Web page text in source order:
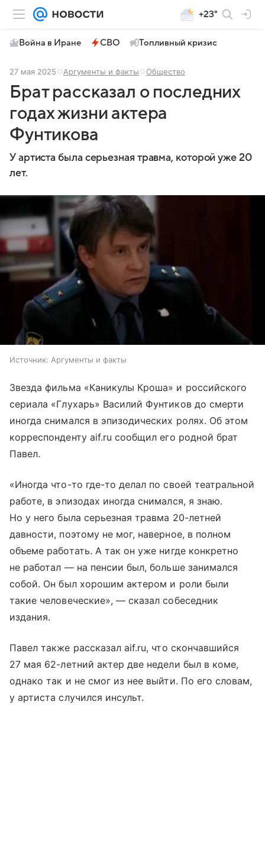
+23°
Война в Иране СВО Топливный кризис
27 мая 2025 Аргументы и факты Общество
Брат рассказал о последних
годах жизни актера
Фунтикова
У артиста была серьезная травма, которой уже 20
лет.
Источник: Аргументы и факты
Звезда фильма «Каникулы Кроша» и российского
сериала «Глухарь» Василий Фунтиков до смерти
иногда снимался в эпизодических ролях. Об этом
корреспонденту aif.ru сообщил его родной брат
Павел.
«Иногда что-то где-то делал по своей театральной
работе, в эпизодах иногда снимался, я знаю.
Но у него была серьезная травма 20-летней
давности, поэтому не мог, наверное, в полном
объеме работать. А так он уже нигде конкретно
не работал — на пенсии был, больше занимался
собой. Он был хорошим актером и роли были
такие человеческие», — сказал собеседник
издания.
Павел также рассказал aif.ru, что скончавшийся
27 мая 62-летний актер две недели был в коме,
однако так и не смог из нее выйти. По его словам,
у артиста случился инсульт.